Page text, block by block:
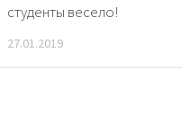
студенты весело!
27.01.2019